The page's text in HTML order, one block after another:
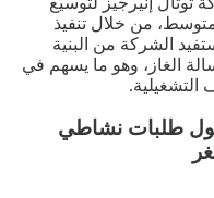
من خلال تنفيذ
الشركة من البنية
الغاز، وهو ما يسهم في
التشغيلية.
طلبات نشاطي